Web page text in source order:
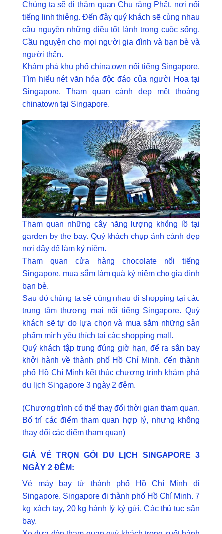
Chúng ta sẽ đi thăm quan Chu răng Phật, nơi nổi
tiếng linh thiêng. Đến đây quý khách sẽ cùng nhau
cầu nguyện những điều tốt lành trong cuộc sống.
Cầu nguyện cho mọi người gia đình và bạn bè và
người thân.
Khám phá khu phố chinatown nổi tiếng Singapore.
Tìm hiểu nét văn hóa độc đáo của người Hoa tại
Singapore. Tham quan cảnh đẹp một thoáng
chinatown tại Singapore.
Tham quan những cây năng lượng khổng lồ tại
garden by the bay. Quý khách chụp ảnh cảnh đẹp
nơi đây để làm kỷ niệm.
Tham quan cửa hàng chocolate nổi tiếng
Singapore, mua sắm làm quà kỷ niệm cho gia đình
bạn bè.
Sau đó chúng ta sẽ cùng nhau đi shopping tại các
trung tâm thương mại nổi tiếng Singapore. Quý
khách sẽ tự do lựa chọn và mua sắm những sản
phẩm mình yêu thích tại các shopping mall.
Quý khách tập trung đúng giờ hạn, để ra sân bay
khởi hành về thành phố Hồ Chí Minh. đến thành
phố Hồ Chí Minh kết thúc chương trình khám phá
du lịch Singapore 3 ngày 2 đêm.
(Chương trình có thể thay đổi thời gian tham quan.
Bố trí các điểm tham quan hợp lý, nhưng không
thay đổi các điểm tham quan)
GIÁ VÉ TRỌN GÓI DU LỊCH SINGAPORE 3
NGÀY 2 ĐÊM:
Vé máy bay từ thành phố Hồ Chí Minh đi
Singapore. Singapore đi thành phố Hồ Chí Minh. 7
kg xách tay, 20 kg hành lý ký gửi, Các thủ tục sân
bay.